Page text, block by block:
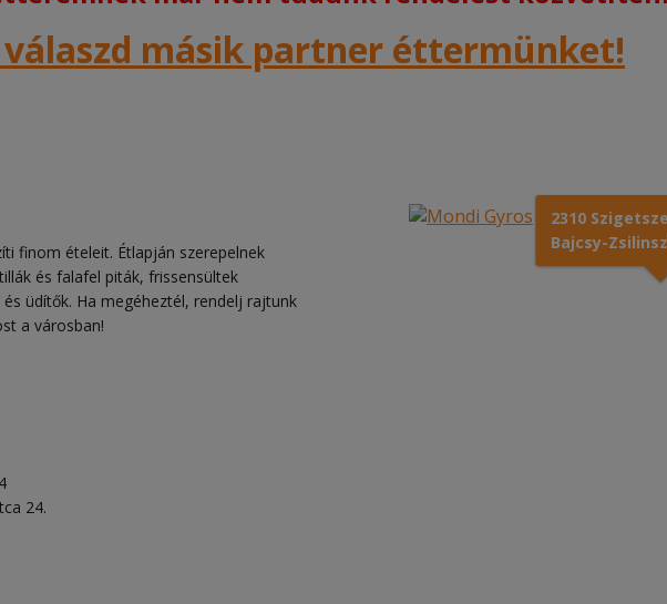
másik partner éttermünket!
finom ételeit. Étlapján szerepelnek
és falafel piták, frissensültek
üdítők. Ha megéheztél, rendelj rajtunk
a városban!
2310
Bajcsy-
24.